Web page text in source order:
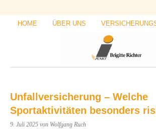
HOME ÜBER UNS
Unfallversicherung – Welche
Sportaktivitäten besonders
9. Juli 2025 von Wolfgang Ruch